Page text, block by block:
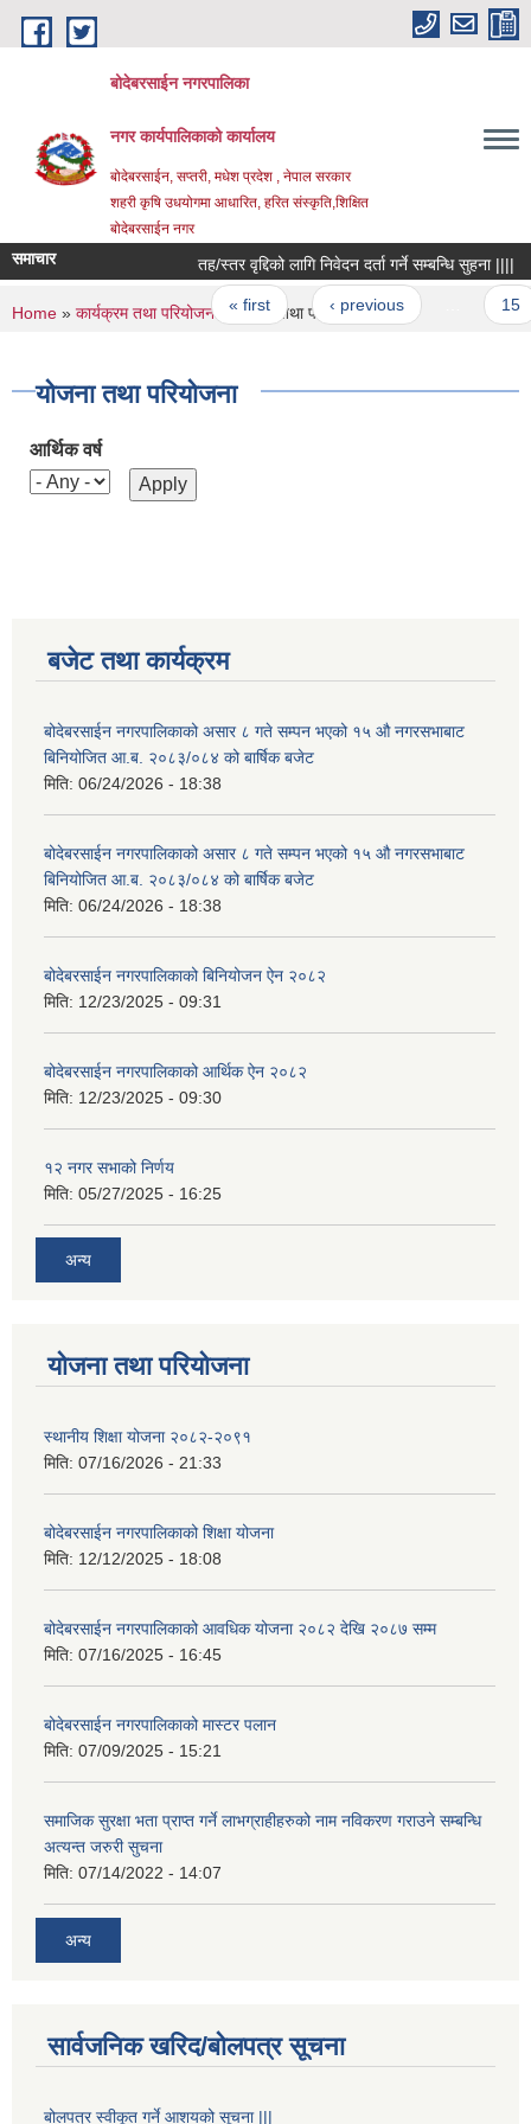
Skip to main content
बोदेबरसाईन नगरपालिका
नगर कार्यपालिकाको कार्यालय
बोदेबरसाईन, सप्तरी, मधेश प्रदेश , नेपाल सरकार
शहरी कृषि उधयोगमा आधारित, हरित संस्कृति,शिक्षित
बोदेबरसाईन नगर
समाचार तह/स्तर वृद्दिको लागि निवेदन दर्ता गर्ने सम्बन्धि सुहना ||||
Pages
« first ‹ previous
You are here
Home » कार्यक्रम तथा परियोजना » योजना तथा परियोजना
योजना तथा परियोजना
आर्थिक वर्ष
बजेट तथा कार्यक्रम
बोदेबरसाईन नगरपालिकाको असार ८ गते सम्पन भएको १५ ‍‍‍औ नगरसभाबाट
बिनियोजित आ.ब. २०८३/०८४ को बार्षिक बजेट
मिति: 06/24/2026 - 18:38
बोदेबरसाईन नगरपालिकाको असार ८ गते सम्पन भएको १५ ‍‍‍औ नगरसभाबाट
बिनियोजित आ.ब. २०८३/०८४ को बार्षिक बजेट
मिति: 06/24/2026 - 18:38
बोदेबरसाईन नगरपालिकाको बिनियोजन ऐन २०८२
मिति: 12/23/2025 - 09:31
बोदेबरसाईन नगरपालिकाको आर्थिक ऐन २०८२
मिति: 12/23/2025 - 09:30
१२ नगर सभाको निर्णय
मिति: 05/27/2025 - 16:25
अन्य
योजना तथा परियोजना
स्थानीय शिक्षा योजना २०८२-२०९१
मिति: 07/16/2026 - 21:33
बोदेबरसाईन नगरपालिकाको शिक्षा योजना
मिति: 12/12/2025 - 18:08
बोदेबरसाईन नगरपालिकाको आवधिक योजना २०८२ देखि २०८७ सम्म
मिति: 07/16/2025 - 16:45
बोदेबरसाईन नगरपालिकाको मास्टर पलान
मिति: 07/09/2025 - 15:21
समाजिक सुरक्षा भता प्राप्त गर्ने लाभग्राहीहरुको नाम नविकरण गराउने सम्बन्धि
अत्यन्त जरुरी सुचना
मिति: 07/14/2022 - 14:07
अन्य
सार्वजनिक खरिद/बोलपत्र सूचना
बोलपत्र स्वीकूत गर्ने आशयको सूचना |||